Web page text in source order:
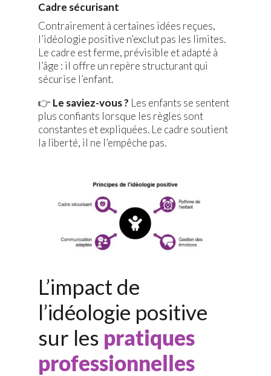
Cadre sécurisant
Contrairement à certaines idées reçues,
l’idéologie positive n’exclut pas les limites.
Le cadre est ferme, prévisible et adapté à
l’âge : il offre un repère structurant qui
sécurise l’enfant.
👉 Le saviez-vous ? Les enfants se sentent
plus confiants lorsque les règles sont
constantes et expliquées. Le cadre soutient
la liberté, il ne l’empêche pas.
L’impact de
l’idéologie positive
sur les pratiques
professionnelles